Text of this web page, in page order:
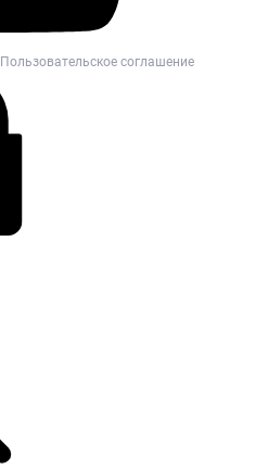
Пользовательское соглашение